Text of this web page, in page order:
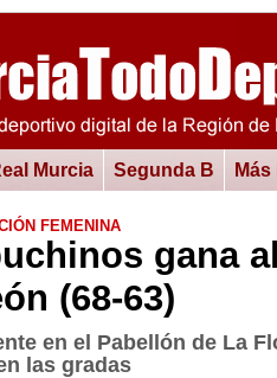
Murcia Segunda B
FEMENINA
gana
(68-63)
en el Pabellón de La
las gradas